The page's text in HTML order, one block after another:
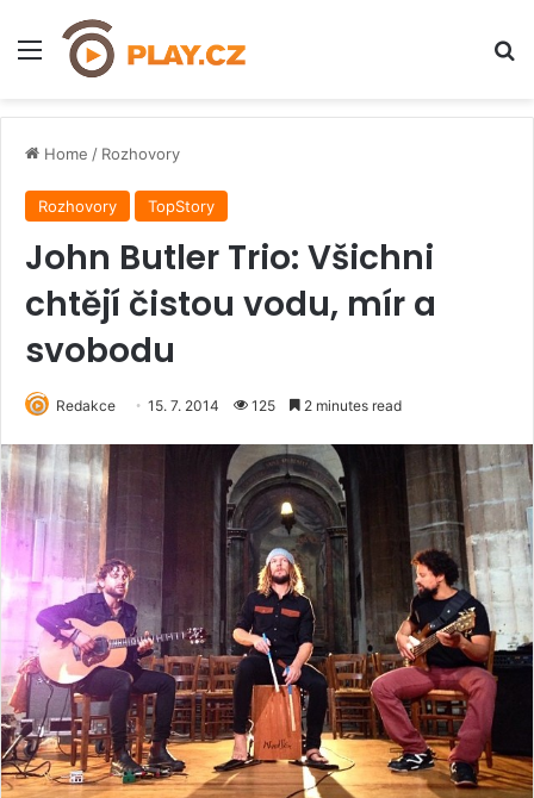
Menu
Home / Rozhovory
Rozhovory TopStory
John Butler Trio: Všichni
chtějí čistou vodu, mír a
svobodu
Redakce 15. 7. 2014 125 2 minutes read